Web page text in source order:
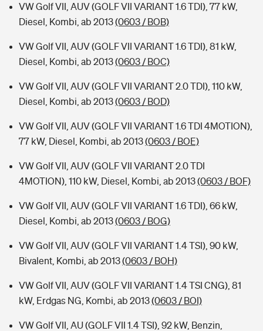
VW Golf VII, AUV (GOLF VII VARIANT 1.6 TDI), 77 kW,
Diesel, Kombi, ab 2013(0603 / BOB)
VW Golf VII, AUV (GOLF VII VARIANT 1.6 TDI), 81 kW,
Diesel, Kombi, ab 2013(0603 / BOC)
VW Golf VII, AUV (GOLF VII VARIANT 2.0 TDI), 110 kW,
Diesel, Kombi, ab 2013(0603 / BOD)
VW Golf VII, AUV (GOLF VII VARIANT 1.6 TDI 4MOTION),
77 kW, Diesel, Kombi, ab 2013(0603 / BOE)
VW Golf VII, AUV (GOLF VII VARIANT 2.0 TDI
4MOTION), 110 kW, Diesel, Kombi, ab 2013(0603 / BOF)
VW Golf VII, AUV (GOLF VII VARIANT 1.6 TDI), 66 kW,
Diesel, Kombi, ab 2013(0603 / BOG)
VW Golf VII, AUV (GOLF VII VARIANT 1.4 TSI), 90 kW,
Bivalent, Kombi, ab 2013(0603 / BOH)
VW Golf VII, AUV (GOLF VII VARIANT 1.4 TSI CNG), 81
kW, Erdgas NG, Kombi, ab 2013(0603 / BOI)
VW Golf VII, AU (GOLF VII 1.4 TSI), 92 kW, Benzin,